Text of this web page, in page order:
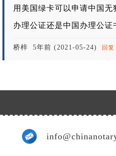
用美国绿卡可以申请中国无
办理公证还是中国办理公证
桥梓 5年前 (2021-05-24) 回复